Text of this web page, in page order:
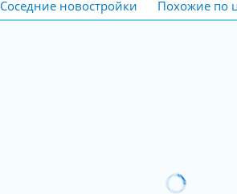
Соседние новостройки Похожие по